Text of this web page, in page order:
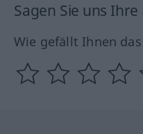
Sagen Sie uns
Wie gefällt Ihnen